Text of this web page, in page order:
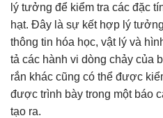
lý tưởng để kiểm tra các đặc
hạt. Đây là sự kết hợp lý
thông tin hóa học, vật lý và
tả các hành vi dòng chảy của
rắn khác cũng có thể được
được trình bày trong một báo
tạo ra.